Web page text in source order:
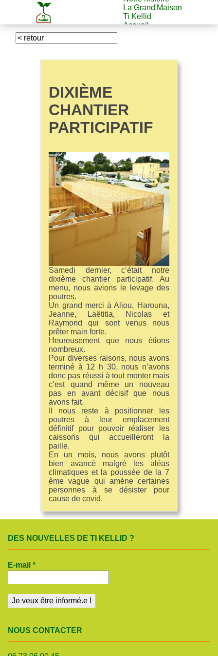
La Grand'Maison
Ti Kellid
Accueil
DIXIÈME
CHANTIER
PARTICIPATIF
Samedi dernier, c’était notre
dixième chantier participatif. Au
menu, nous avions le levage des
poutres.
Un grand merci à Aliou, Harouna,
Jeanne, Laëtitia, Nicolas et
Raymond qui sont venus nous
prêter main forte.
Heureusement que nous étions
nombreux.
Pour diverses raisons, nous avons
terminé à 12 h 30, nous n’avons
donc pas réussi à tout monter mais
c’est quand même un nouveau
pas en avant décisif que nous
avons fait.
Il nous reste à positionner les
poutres à leur emplacement
définitif pour pouvoir réaliser les
caissons qui accueilleront la
paille.
En un mois, nous avons plutôt
bien avancé malgré les aléas
climatiques et la poussée de la 7
ème vague qui amène certaines
personnes à se désister pour
cause de covid.
DES NOUVELLES DE TI KELLID ?
E-mail *
NOUS CONTACTER